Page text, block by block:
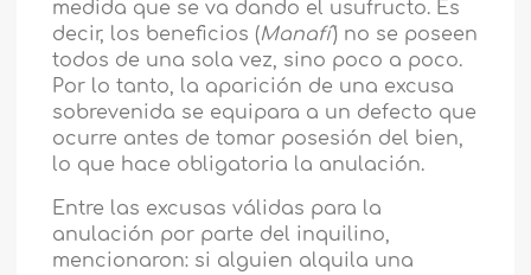
medida que se va dando el usufructo. Es
decir, los beneficios (Manafí') no se poseen
todos de una sola vez, sino poco a poco.
Por lo tanto, la aparición de una excusa
sobrevenida se equipara a un defecto que
ocurre antes de tomar posesión del bien,
lo que hace obligatoria la anulación.
Entre las excusas válidas para la
anulación por parte del inquilino,
mencionaron: si alguien alquila una